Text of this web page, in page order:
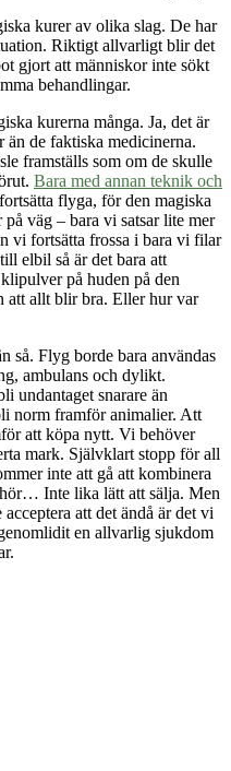
kurer av olika slag. De har
Riktigt allvarligt blir det
gjort att människor inte sökt
behandlingar.
kurerna många. Ja, det är
än de faktiska medicinerna.
framställs som om de skulle
Bara med annan teknik och
flyga, för den magiska
väg – bara vi satsar lite mer
vi fortsätta frossa i bara vi filar
elbil så är det bara att
på huden på den
att allt blir bra. Eller hur var
så. Flyg borde bara användas
ambulans och dylikt.
undantaget snarare än
norm framför animalier. Att
att köpa nytt. Vi behöver
mark. Självklart stopp för all
inte att gå att kombinera
Inte lika lätt att sälja. Men
att det ändå är det vi
en allvarlig sjukdom